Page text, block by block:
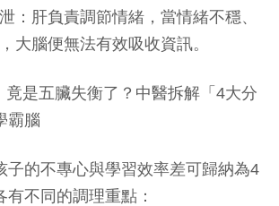
：肝負責調節情緒，當情緒不穩、
大腦便無法有效吸收資訊。
子的不專心與學習效率差可歸納為4
不同的調理重點：